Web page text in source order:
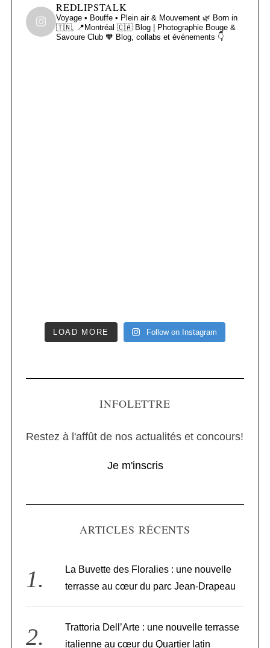
REDLIPSTALK
Voyage • Bouffe • Plein air & Mouvement 🌿Born in
🇹🇳, 📍Montréal 🇨🇦Blog | PhotographieBouge &
Savoure Club 🧡 Blog, collabs et événements 👇
LOAD MORE Follow on Instagram
INFOLETTRE
Restez à l'affût de nos actualités et concours!
Je m'inscris
ARTICLES RÉCENTS
La Buvette des Floralies : une nouvelle
terrasse au cœur du parc Jean-Drapeau
Trattoria Dell’Arte : une nouvelle terrasse
italienne au cœur du Quartier latin